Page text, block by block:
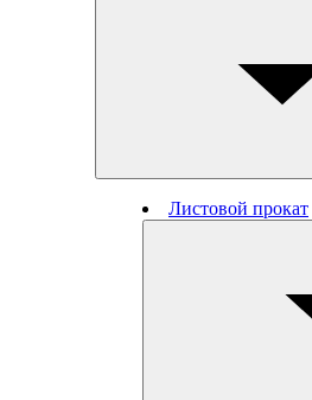
Листовой прокат